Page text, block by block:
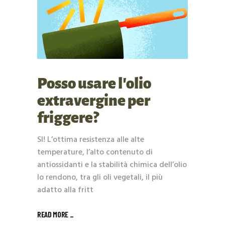
Posso usare l’olio
extravergine per
friggere?
SI! L’ottima resistenza alle alte
temperature, l’alto contenuto di
antiossidanti e la stabilità chimica dell’olio
lo rendono, tra gli oli vegetali, il più
adatto alla fritt
READ MORE _